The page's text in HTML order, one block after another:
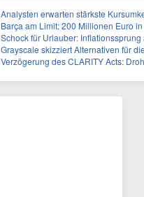
Analysten erwarten stärkste Kursumkehr für XRP, während
Barça am Limit: 200 Millionen Euro in zwei Stunden – warum dieser
Schock für Urlauber: Inflationssprung auf 2,8% – Diese
Grayscale skizziert Alternativen für die US-Kryptoindustrie
Verzögerung des CLARITY Acts: Droht XRP ein Fall